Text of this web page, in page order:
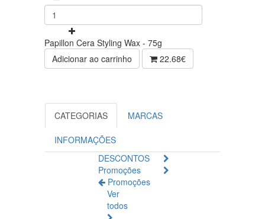
Papillon Cera Styling Wax - 75g
Adicionar ao carrinho
22.68€
CATEGORIAS MARCAS
INFORMAÇÕES
DESCONTOS
Promoções
Promoções
Ver
todos